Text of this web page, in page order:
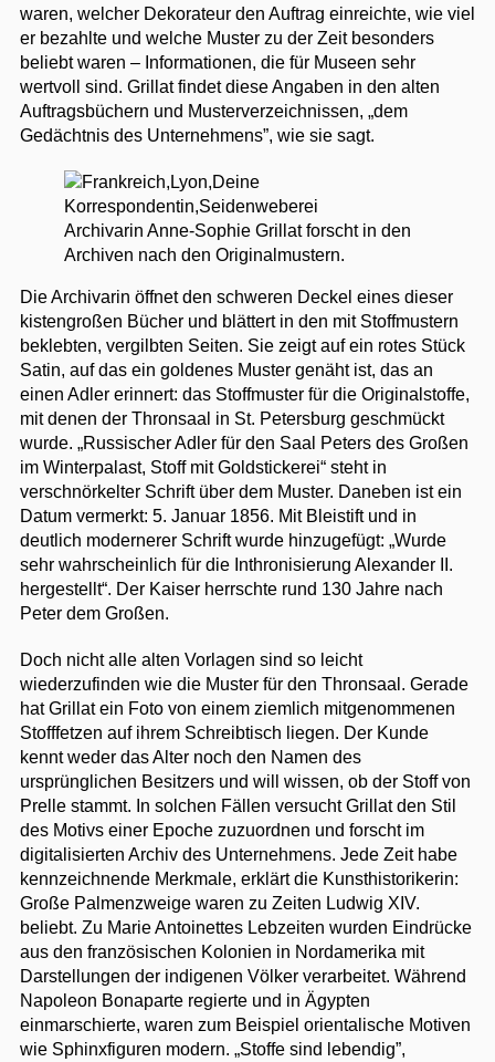
waren, welcher Dekorateur den Auftrag einreichte, wie viel
er bezahlte und welche Muster zu der Zeit besonders
beliebt waren – Informationen, die für Museen sehr
wertvoll sind. Grillat findet diese Angaben in den alten
Auftragsbüchern und Musterverzeichnissen, „dem
Gedächtnis des Unternehmens”, wie sie sagt.
Archivarin Anne-Sophie Grillat forscht in den
Archiven nach den Originalmustern.
Die Archivarin öffnet den schweren Deckel eines dieser
kistengroßen Bücher und blättert in den mit Stoffmustern
beklebten, vergilbten Seiten. Sie zeigt auf ein rotes Stück
Satin, auf das ein goldenes Muster genäht ist, das an
einen Adler erinnert: das Stoffmuster für die Originalstoffe,
mit denen der Thronsaal in St. Petersburg geschmückt
wurde. „Russischer Adler für den Saal Peters des Großen
im Winterpalast, Stoff mit Goldstickerei“ steht in
verschnörkelter Schrift über dem Muster. Daneben ist ein
Datum vermerkt: 5. Januar 1856. Mit Bleistift und in
deutlich modernerer Schrift wurde hinzugefügt: „Wurde
sehr wahrscheinlich für die Inthronisierung Alexander II.
hergestellt“. Der Kaiser herrschte rund 130 Jahre nach
Peter dem Großen.
Doch nicht alle alten Vorlagen sind so leicht
wiederzufinden wie die Muster für den Thronsaal. Gerade
hat Grillat ein Foto von einem ziemlich mitgenommenen
Stofffetzen auf ihrem Schreibtisch liegen. Der Kunde
kennt weder das Alter noch den Namen des
ursprünglichen Besitzers und will wissen, ob der Stoff von
Prelle stammt. In solchen Fällen versucht Grillat den Stil
des Motivs einer Epoche zuzuordnen und forscht im
digitalisierten Archiv des Unternehmens. Jede Zeit habe
kennzeichnende Merkmale, erklärt die Kunsthistorikerin:
Große Palmenzweige waren zu Zeiten Ludwig XIV.
beliebt. Zu Marie Antoinettes Lebzeiten wurden Eindrücke
aus den französischen Kolonien in Nordamerika mit
Darstellungen der indigenen Völker verarbeitet. Während
Napoleon Bonaparte regierte und in Ägypten
einmarschierte, waren zum Beispiel orientalische Motiven
wie Sphinxfiguren modern. „Stoffe sind lebendig”,